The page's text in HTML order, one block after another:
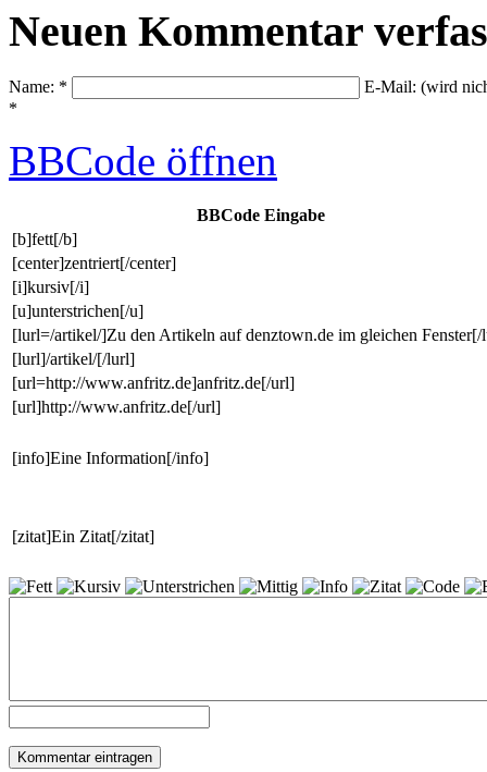
Neuen Kommentar
Name: *
E-Mail: (wird
*
BBCode öffnen
BBCode Eingabe
[b]fett[/b]
[center]zentriert[/center]
[i]kursiv[/i]
[u]unterstrichen[/u]
[lurl=/artikel/]Zu den Artikeln auf denztown.de im gleichen
[lurl]/artikel/[/lurl]
[url=http://www.anfritz.de]anfritz.de[/url]
[url]http://www.anfritz.de[/url]
[info]Eine Information[/info]
[zitat]Ein Zitat[/zitat]